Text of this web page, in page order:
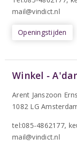
mail@vindict.nl
Openingstijden
Winkel -
Arent Janszoon
1082 LG
tel:085-4862177,
mail@vindict.nl